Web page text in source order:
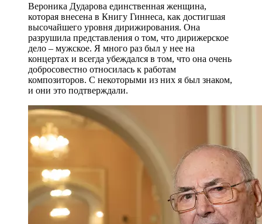
Вероника Дударова единственная женщина,
которая внесена в Книгу Гиннеса, как достигшая
высочайшего уровня дирижирования. Она
разрушила представления о том, что дирижерское
дело – мужское. Я много раз был у нее на
концертах и всегда убеждался в том, что она очень
добросовестно относилась к работам
композиторов. С некоторыми из них я был знаком,
и они это подтверждали.